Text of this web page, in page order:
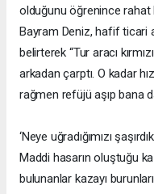
olduğunu öğrenince rahat
Bayram Deniz, hafif ticari
belirterek “Tur aracı
arkadan çarptı. O kadar
rağmen refüjü aşıp bana
‘Neye uğradığımızı
Maddi hasarın oluştuğu
bulunanlar kazayı